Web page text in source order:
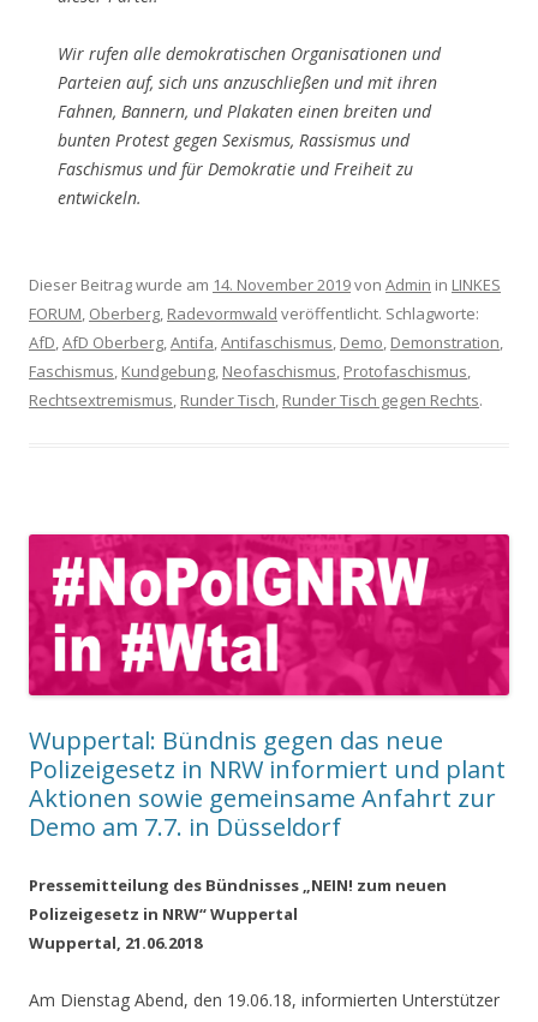
Wir rufen alle demokratischen Organisationen und
Parteien auf, sich uns anzuschließen und mit ihren
Fahnen, Bannern, und Plakaten einen breiten und
bunten Protest gegen Sexismus, Rassismus und
Faschismus und für Demokratie und Freiheit zu
entwickeln.
Dieser Beitrag wurde am 14. November 2019von Admin in LINKES
FORUM, Oberberg, Radevormwald veröffentlicht. Schlagworte:
AfD,AfD Oberberg,Antifa,Antifaschismus, Demo, Demonstration,
Faschismus, Kundgebung, Neofaschismus, Protofaschismus,
Rechtsextremismus, Runder Tisch, Runder Tisch gegen Rechts.
Wuppertal: Bündnis gegen das neue
Polizeigesetz in NRW informiert und plant
Aktionen sowie gemeinsame Anfahrt zur
Demo am 7.7. in Düsseldorf
Pressemitteilung des Bündnisses „NEIN! zum neuen
Polizeigesetz in NRW“ Wuppertal
Wuppertal, 21.06.2018
Am Dienstag Abend, den 19.06.18, informierten Unterstützer